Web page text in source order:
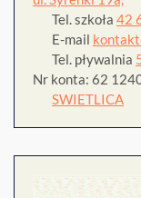
Tel. szkoła 42
E-mail
Tel. pływalnia
Nr konta: 62
SWIETLICA